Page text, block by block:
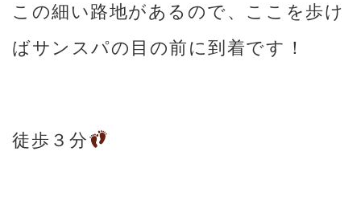
この細い路地があるので、ここを歩け
ばサンスパの目の前に到着です！
徒歩３分